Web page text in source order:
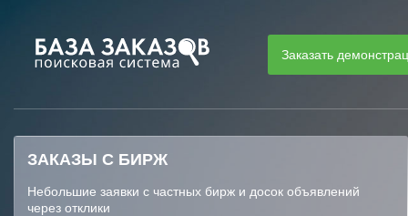
Заказать
ЗАКАЗЫ С БИРЖ
Небольшие заявки с частных бирж и досок объявлений
через отклики